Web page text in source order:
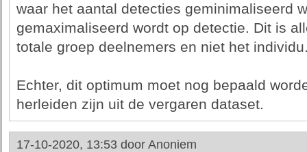
waar het aantal detecties geminimaliseerd
gemaximaliseerd wordt op detectie. Dit is
totale groep deelnemers en niet het
Echter, dit optimum moet nog bepaald
herleiden zijn uit de vergaren dataset.
17-10-2020, 13:53 door Anoniem